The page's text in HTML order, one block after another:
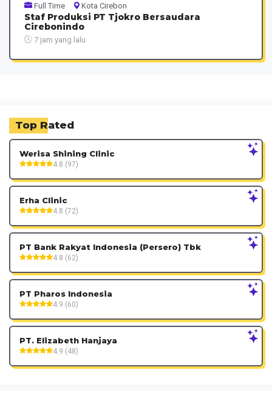
Full Time Kota Cirebon
Staf Produksi PT Tjokro Bersaudara
Cirebonindo
7 jam yang lalu
Top Rated
Werisa Shining Clinic
4.8 (97)
Erha Clinic
4.8 (72)
PT Bank Rakyat Indonesia (Persero) Tbk
4.8 (62)
PT Pharos Indonesia
4.9 (60)
PT. Elizabeth Hanjaya
4.9 (48)